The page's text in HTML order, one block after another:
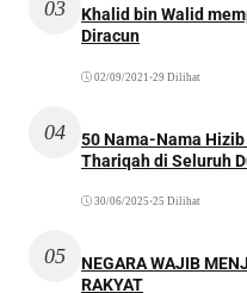
03
Khalid bin Walid
Diracun
02/09/2021 •29 Dilihat
04
50 Nama-Nama
Thariqah di Seluruh
30/06/2025 •25 Dilihat
05
NEGARA WAJIB
RAKYAT